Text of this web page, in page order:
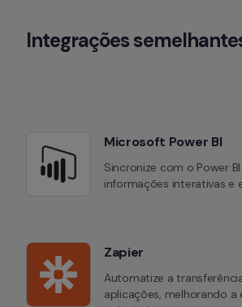
Integrações
Microsoft Power BI
Sincronize com o Power
informações interativas e
Zapier
Automatize a
aplicações, melhorando a